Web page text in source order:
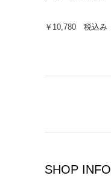
￥10,780 税込み
SHOP INFO